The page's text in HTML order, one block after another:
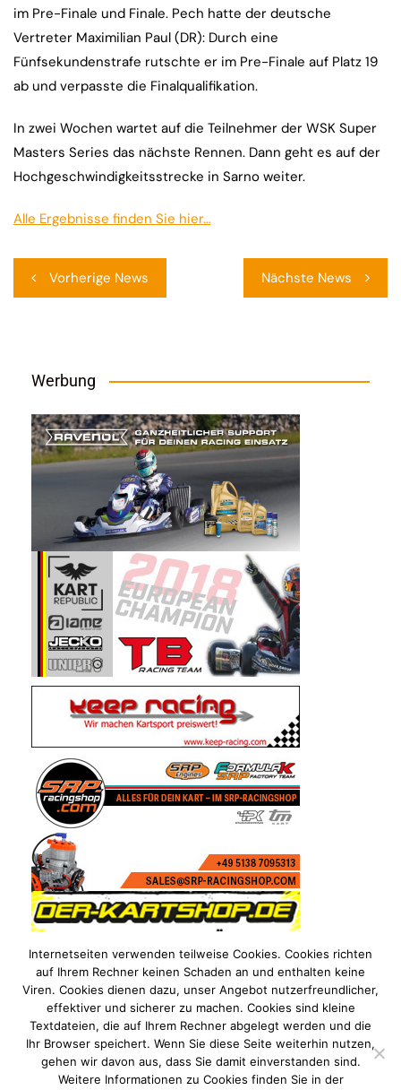
im Pre-Finale und Finale. Pech hatte der deutsche
Vertreter Maximilian Paul (DR): Durch eine
Fünfsekundenstrafe rutschte er im Pre-Finale auf Platz 19
ab und verpasste die Finalqualifikation.
In zwei Wochen wartet auf die Teilnehmer der WSK Super
Masters Series das nächste Rennen. Dann geht es auf der
Hochgeschwindigkeitsstrecke in Sarno weiter.
Alle Ergebnisse finden Sie hier…
Vorherige News Nächste News
Werbung
Internetseiten verwenden teilweise Cookies. Cookies richten
auf Ihrem Rechner keinen Schaden an und enthalten keine
Viren. Cookies dienen dazu, unser Angebot nutzerfreundlicher,
effektiver und sicherer zu machen. Cookies sind kleine
Textdateien, die auf Ihrem Rechner abgelegt werden und die
Ihr Browser speichert. Wenn Sie diese Seite weiterhin nutzen,
gehen wir davon aus, dass Sie damit einverstanden sind.
Weitere Informationen zu Cookies finden Sie in der